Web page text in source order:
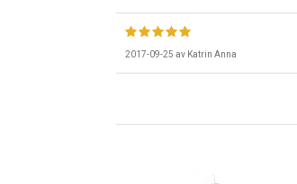
2017-09-25 av Katrin Anna